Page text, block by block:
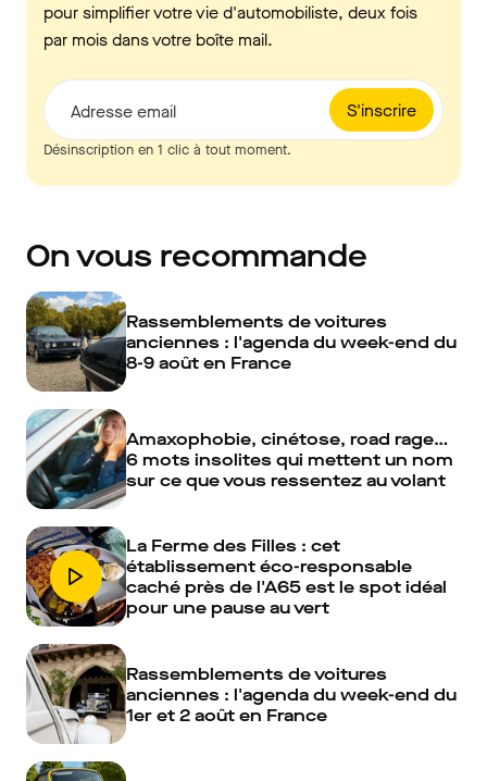
pour simplifier votre vie d'automobiliste, deux fois
par mois dans votre boîte mail.
S'inscrire
Adresse email
Désinscription en 1 clic à tout moment.
On vous recommande
Rassemblements de voitures
anciennes : l'agenda du week-end du
8-9 août en France
Amaxophobie, cinétose, road rage…
6 mots insolites qui mettent un nom
sur ce que vous ressentez au volant
La Ferme des Filles : cet
établissement éco-responsable
caché près de l'A65 est le spot idéal
pour une pause au vert
Rassemblements de voitures
anciennes : l'agenda du week-end du
1er et 2 août en France